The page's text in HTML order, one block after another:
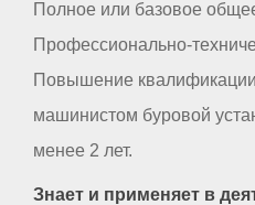
Полное или базовое
Профессионально-
Повышение
машинистом буровой
менее 2 лет.
Знает и применяет в